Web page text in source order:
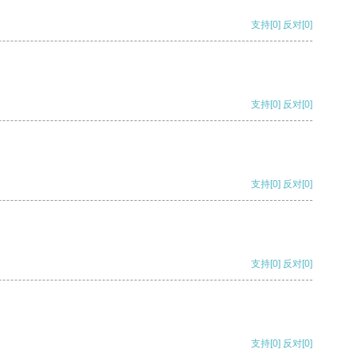
支持[0] 反对[0]
支持[0] 反对[0]
支持[0] 反对[0]
支持[0] 反对[0]
支持[0] 反对[0]